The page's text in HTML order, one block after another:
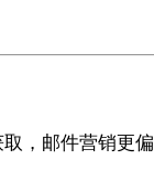
，邮件营销更